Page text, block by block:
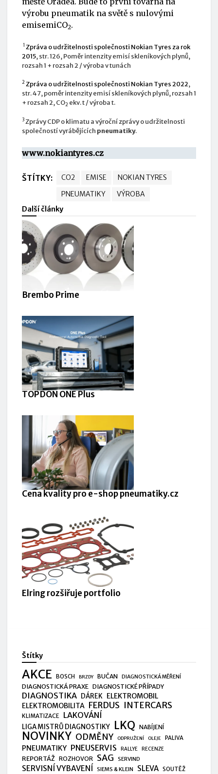
výrobu pneumatik na světě s nulovými
emisemiCO2.
1 Zpráva o udržitelnosti společnosti Nokian Tyres za rok
2015, str. 126, Poměr intenzity emisí skleníkových plynů,
rozsah 1 + rozsah 2 / výroba v tunách
2Zpráva o udržitelnosti společnosti Nokian Tyres 2022,
str. 47, poměr intenzity emisí skleníkových plynů, rozsah 1
+ rozsah 2, CO2 ekv. t / výroba t.
3Zprávy CDP o klimatu a výroční zprávy o udržitelnosti
společností vyrábějících pneumatiky.
www.nokiantyres.cz
ŠTÍTKY: CO2 EMISE
NOKIAN TYRES
PNEUMATIKY
VÝROBA
Další články
Brembo Prime
TOPDON ONE Plus
Cena kvality pro e-shop pneumatiky.cz
Elring rozšiřuje portfolio
Štítky
AKCE BOSCH BRZDY BUČAN DIAGNOSTICKÁ MĚŘENÍ
DIAGNOSTICKÁ PRAXE DIAGNOSTICKÉ PŘÍPADY
DIAGNOSTIKA DÁREK ELEKTROMOBIL
ELEKTROMOBILITA FERDUS INTERCARS
KLIMATIZACE LAKOVÁNÍ
LIGA MISTRŮ DIAGNOSTIKY LKQ NABÍJENÍ
NOVINKY ODMĚNY ODPRUŽENÍ OLEJE PALIVA
PNEUMATIKY PNEUSERVIS RALLYE RECENZE
REPORTÁŽ ROZHOVOR SAG SERVIND
SERVISNÍ VYBAVENÍ SIEMS & KLEIN SLEVA SOUTĚŽ